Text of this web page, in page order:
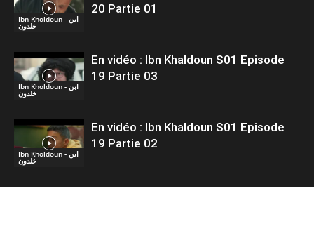
Ibn Kholdoun - ابن
خلدون
20 Partie 01
Ibn Kholdoun - ابن
خلدون
En vidéo : Ibn Khaldoun S01 Episode
19 Partie 03
Ibn Kholdoun - ابن
خلدون
En vidéo : Ibn Khaldoun S01 Episode
19 Partie 02